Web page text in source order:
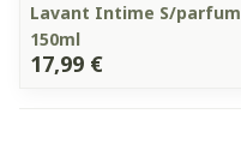
Lavant Intime S/parfum
150ml
17,99 €